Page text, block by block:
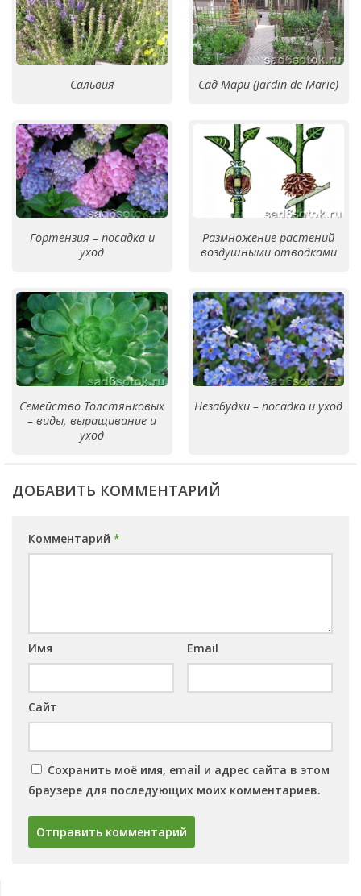
Сальвия Сад Мари (Jardin de Marie)
Гортензия – посадка и
уход
Размножение растений
воздушными отводками
Семейство Толстянковых
– виды, выращивание и
уход
Незабудки – посадка и уход
ДОБАВИТЬ КОММЕНТАРИЙ
Комментарий *
Имя Email
Сайт
Сохранить моё имя, email и адрес сайта в этом
браузере для последующих моих комментариев.